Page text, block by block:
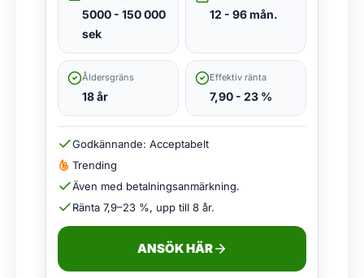
5000 - 150 000
sek
12 - 96 mån.
Åldersgräns
18 år
Effektiv ränta
7,90 - 23 %
Godkännande: Acceptabelt
Trending
Även med betalningsanmärkning.
Ränta 7,9–23 %, upp till 8 år.
ANSÖK HÄR